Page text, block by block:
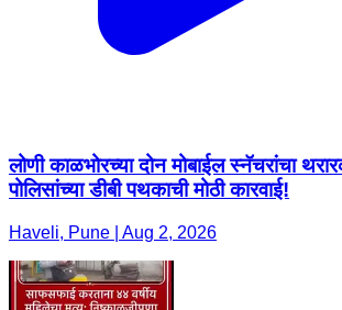
लोणी काळभोरच्या दोन मोबाईल स्नॅचरांचा
पोलिसांच्या डीबी पथकाची मोठी कारवाई!
Haveli, Pune | Aug 2, 2026